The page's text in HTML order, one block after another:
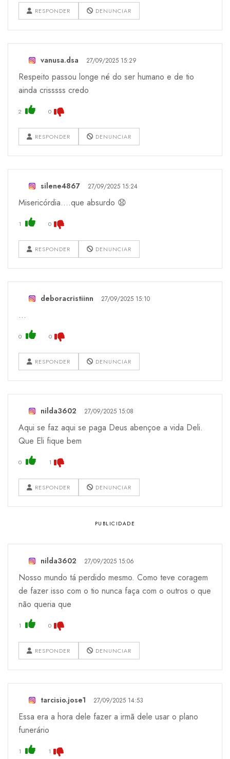
RESPONDER DENUNCIAR
vanusa.dsa 27/09/2025 15:29
Respeito passou longe né do ser humano e de tio
ainda crisssss credo
2 0
RESPONDER DENUNCIAR
silene4867 27/09/2025 15:24
Misericórdia....que absurdo 😧
1 0
RESPONDER DENUNCIAR
deboracristiinn 27/09/2025 15:10
…
0 0
RESPONDER DENUNCIAR
nilda3602 27/09/2025 15:08
Aqui se faz aqui se paga Deus abençoe a vida Deli.
Que Eli fique bem
0 1
RESPONDER DENUNCIAR
nilda3602 27/09/2025 15:06
Nosso mundo tá perdido mesmo. Como teve coragem
de fazer isso com o tio nunca faça com o outros o que
não queria que
1 0
RESPONDER DENUNCIAR
tarcisio.jose1 27/09/2025 14:53
Essa era a hora dele fazer a irmã dele usar o plano
funerário
1 1